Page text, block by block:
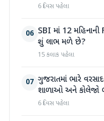
6 દિવસ પહેલા
06 SBI માં 12
શું લાભ મળે છે?
15 કલાક પહેલા
07 ગુજરાતમાં ભારે
શાળાઓ અને કોલેજો
6 દિવસ પહેલા